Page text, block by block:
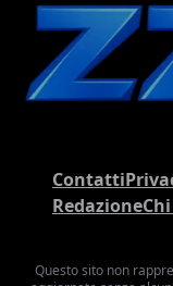
Contatti
Redazione
Questo sito non